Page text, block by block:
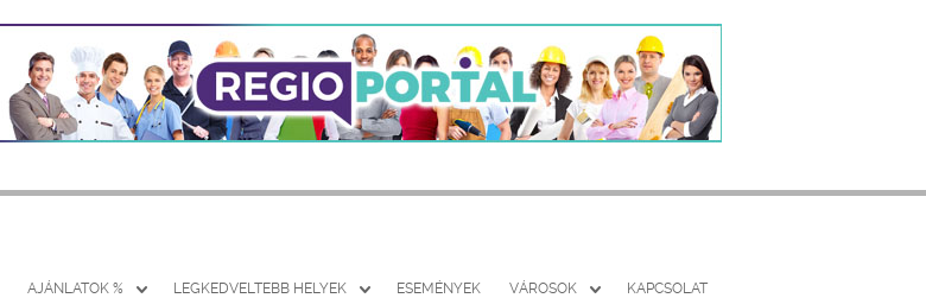
AJÁNLATOK % LEGKEDVELTEBB HELYEK ESEMÉNYEK VÁROSOK KAPCSOLAT